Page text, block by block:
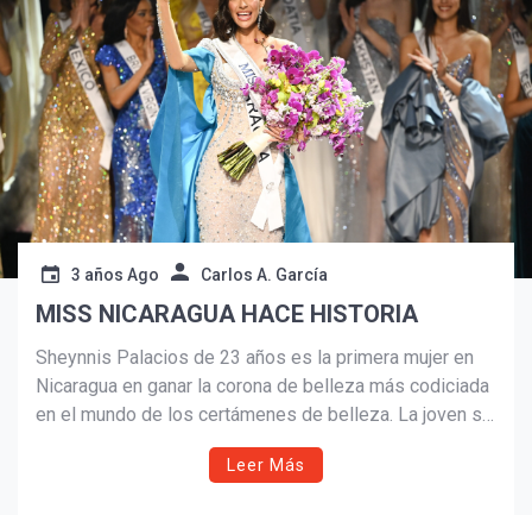
Suscribír
3 años Ago Carlos A. García
MISS NICARAGUA HACE HISTORIA
Sheynnis Palacios de 23 años es la primera mujer en
Nicaragua en ganar la corona de belleza más codiciada
en el mundo de los certámenes de belleza. La joven se
perfiló como favorita desde su llegada a El Salvador,
que fue el país sede de la 72 edición de Miss Universo
Leer Más